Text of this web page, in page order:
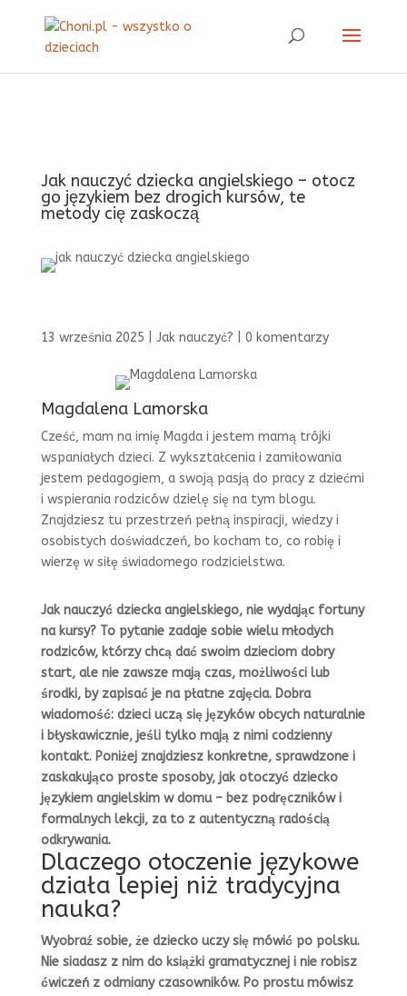
Jak nauczyć dziecka angielskiego – otocz
go językiem bez drogich kursów, te
metody cię zaskoczą
13 września 2025 Jak nauczyć? 0 komentarzy
Magdalena Lamorska
Cześć, mam na imię Magda i jestem mamą trójki
wspaniałych dzieci. Z wykształcenia i zamiłowania
jestem pedagogiem, a swoją pasją do pracy z dziećmi
i wspierania rodziców dzielę się na tym blogu.
Znajdziesz tu przestrzeń pełną inspiracji, wiedzy i
osobistych doświadczeń, bo kocham to, co robię i
wierzę w siłę świadomego rodzicielstwa.
Jak nauczyć dziecka angielskiego, nie wydając fortuny
na kursy? To pytanie zadaje sobie wielu młodych
rodziców, którzy chcą dać swoim dzieciom dobry
start, ale nie zawsze mają czas, możliwości lub
środki, by zapisać je na płatne zajęcia. Dobra
wiadomość: dzieci uczą się języków obcych naturalnie
i błyskawicznie, jeśli tylko mają z nimi codzienny
kontakt. Poniżej znajdziesz konkretne, sprawdzone i
zaskakująco proste sposoby, jak otoczyć dziecko
językiem angielskim w domu – bez podręczników i
formalnych lekcji, za to z autentyczną radością
odkrywania.
Dlaczego otoczenie językowe
działa lepiej niż tradycyjna
nauka?
Wyobraź sobie, że dziecko uczy się mówić po polsku.
Nie siadasz z nim do książki gramatycznej i nie robisz
ćwiczeń z odmiany czasowników. Po prostu mówisz